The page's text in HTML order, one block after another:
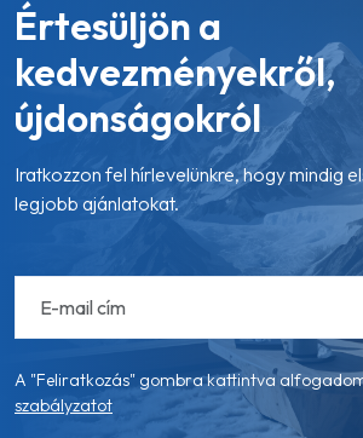
Értesüljön a
kedvezményekről,
újdonságokról
Iratkozzon fel hírlevelünkre, hogy mindig
legjobb ajánlatokat.
A "Feliratkozás" gombra kattintva
szabályzatot